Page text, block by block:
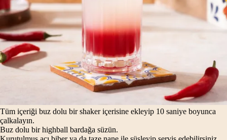
Tüm içeriği buz dolu bir shaker içerisine ekleyip 10 saniye boyunca
çalkalayın.
Buz dolu bir highball bardağa süzün.